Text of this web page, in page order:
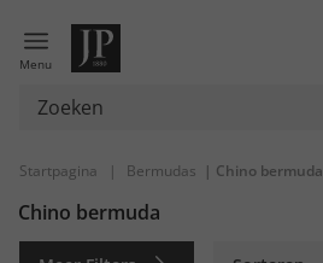
Menu
Startpagina | Bermudas | Chino bermuda
Chino bermuda